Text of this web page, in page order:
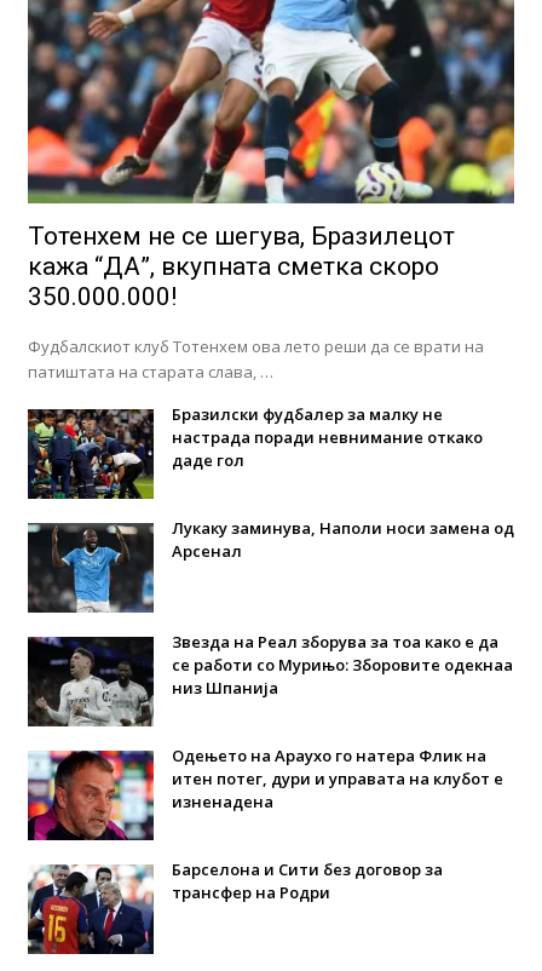
Тотенхем не се шегува, Бразилецот
кажа “ДА”, вкупната сметка скоро
350.000.000!
Фудбалскиот клуб Тотенхем ова лето реши да се врати на
патиштата на старата слава, …
Бразилски фудбалер за малку не
настрада поради невнимание откако
даде гол
Лукаку заминува, Наполи носи замена од
Арсенал
Звезда на Реал зборува за тоа како е да
се работи со Мурињо: Зборовите одекнаа
низ Шпанија
Одењето на Араухо го натера Флик на
итен потег, дури и управата на клубот е
изненадена
Барселона и Сити без договор за
трансфер на Родри